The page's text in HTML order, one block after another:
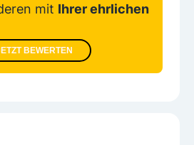
mit Ihrer ehrlichen
BEWERTEN